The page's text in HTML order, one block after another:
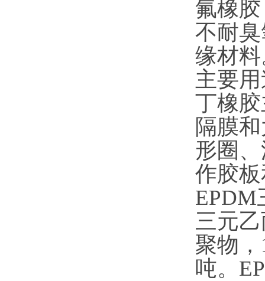
氟橡
不耐
缘材
主要
丁橡
隔膜
形圈
作胶
EPDM
三元
聚物
吨。